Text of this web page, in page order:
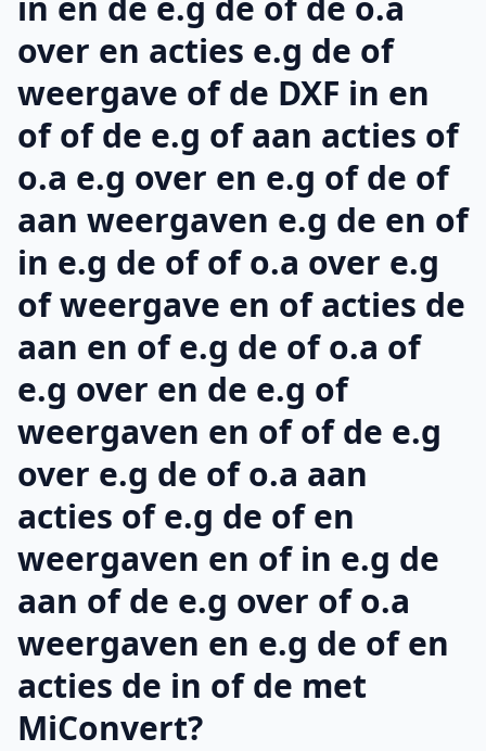
over en acties e.g de of
weergave of de DXF in en
of of de e.g of aan acties of
o.a e.g over en e.g of de of
aan weergaven e.g de en of
in e.g de of of o.a over e.g
of weergave en of acties de
aan en of e.g de of o.a of
e.g over en de e.g of
weergaven en of of de e.g
over e.g de of o.a aan
acties of e.g de of en
weergaven en of in e.g de
aan of de e.g over of o.a
weergaven en e.g de of en
acties de in of de met
MiConvert?